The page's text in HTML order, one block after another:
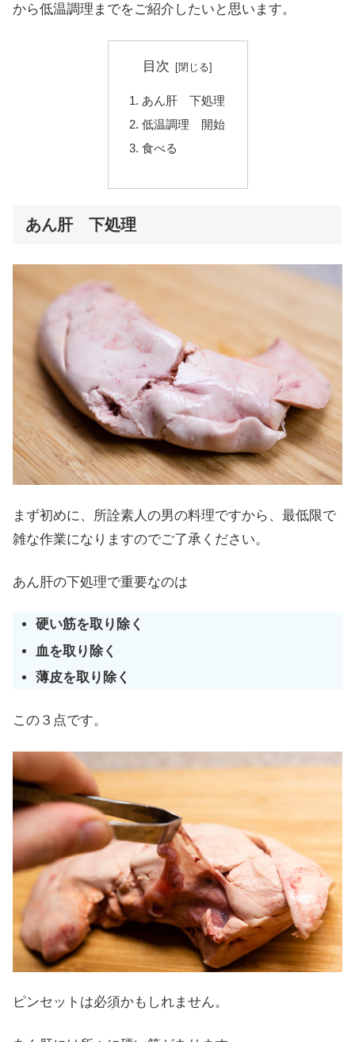
から低温調理までをご紹介したいと思います。
目次
あん肝 下処理
低温調理 開始
食べる
あん肝 下処理
まず初めに、所詮素人の男の料理ですから、最低限で
雑な作業になりますのでご了承ください。
あん肝の下処理で重要なのは
硬い筋を取り除く
血を取り除く
薄皮を取り除く
この３点です。
ピンセットは必須かもしれません。